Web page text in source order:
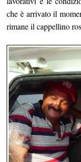
che è arrivato il
rimane il cappellino